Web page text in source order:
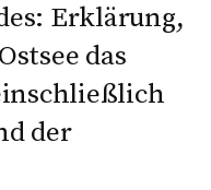
Erklärung,
das
der